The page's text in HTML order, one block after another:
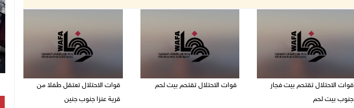
قوات الاحتلال تقتحم بيت فجار
جنوب بيت لحم
قوات الاحتلال تقتحم بيت لحم
قوات الاحتلال تعتقل طفلا من
قرية عنزا جنوب جنين